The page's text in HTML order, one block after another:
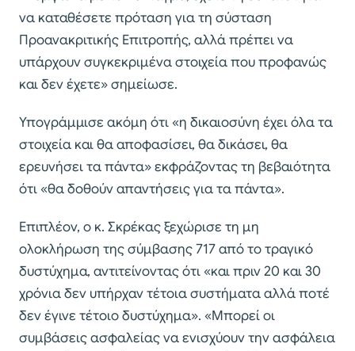
να καταθέσετε πρόταση για τη σύσταση
Προανακριτικής Επιτροπής, αλλά πρέπει να
υπάρχουν συγκεκριμένα στοιχεία που προφανώς
και δεν έχετε» σημείωσε.
Υπογράμμισε ακόμη ότι «η δικαιοσύνη έχει όλα τα
στοιχεία και θα αποφασίσει, θα δικάσει, θα
ερευνήσει τα πάντα» εκφράζοντας τη βεβαιότητα
ότι «θα δοθούν απαντήσεις για τα πάντα».
Επιπλέον, ο κ. Σκρέκας ξεχώρισε τη μη
ολοκλήρωση της σύμβασης 717 από το τραγικό
δυστύχημα, αντιτείνοντας ότι «και πριν 20 και 30
χρόνια δεν υπήρχαν τέτοια συστήματα αλλά ποτέ
δεν έγινε τέτοιο δυστύχημα». «Μπορεί οι
συμβάσεις ασφαλείας να ενισχύουν την ασφάλεια